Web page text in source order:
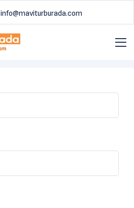
info@maviturburada.com